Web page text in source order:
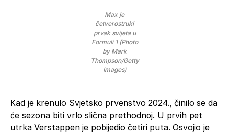
Max je
četverostruki
prvak svijeta u
Formuli 1 (Photo
by Mark
Thompson/Getty
Images)
Kad je krenulo Svjetsko prvenstvo 2024., činilo se da
će sezona biti vrlo slična prethodnoj. U prvih pet
utrka Verstappen je pobijedio četiri puta. Osvojio je